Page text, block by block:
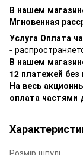
В нашем
Мгновенная
Услуга Оплата
-
В нашем
12 платежей без
На весь
оплата частями
Розмір шпулі